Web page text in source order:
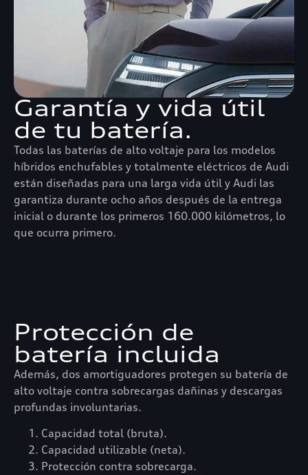
Garantía y vida útil
de tu batería.
Todas las baterías de alto voltaje para los modelos
híbridos enchufables y totalmente eléctricos de Audi
están diseñadas para una larga vida útil y Audi las
garantiza durante ocho años después de la entrega
inicial o durante los primeros 160.000 kilómetros, lo
que ocurra primero.
Protección de
batería incluida
Además, dos amortiguadores protegen su batería de
alto voltaje contra sobrecargas dañinas y descargas
profundas involuntarias.
Capacidad total (bruta).
Capacidad utilizable (neta).
Protección contra sobrecarga.